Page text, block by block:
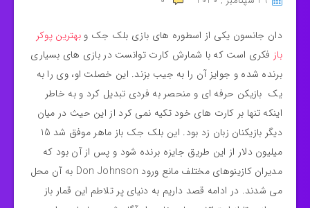
دان جانسون یکی از اسطوره های بازی بلک جک و بهترین پوکر
باز فکری است که با شمارش کارت توانست در بازی های بسیاری
برنده شده و جوایز آن را به جیب بزند. این خصلت او، وی را به
یک بازیکن حرفه ای و منحصر به فردی تبدیل کرد و به خاطر
اینکه تنها بر کارت های خود تکیه نمی کرد از این حیث در میان
دیگر بازیکنان زبان زد بود. این بلک جک باز ماهر موفق شد 15
میلیون دلار از این طریق جایزه برنده شود و پس از آن بود که
مدیران کازینوهای مختلف مانع ورود Don Johnson به آن محل
می شدند. در ادامه قصد داریم به دنیای پر تلاطم این قمار باز